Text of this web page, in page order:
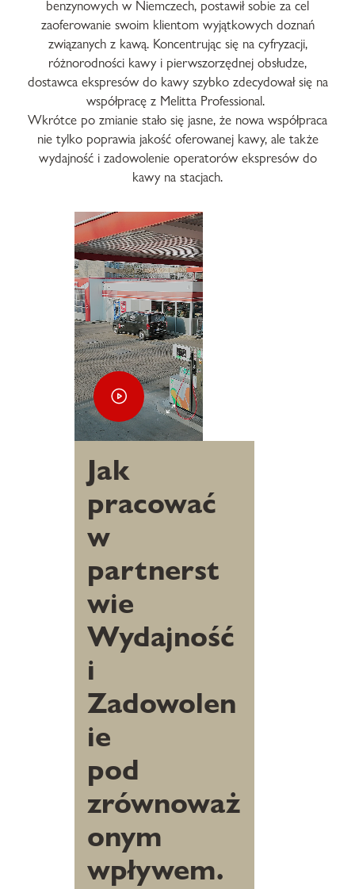
benzynowych w Niemczech, postawił sobie za cel
zaoferowanie swoim klientom wyjątkowych doznań
związanych z kawą. Koncentrując się na cyfryzacji,
różnorodności kawy i pierwszorzędnej obsłudze,
dostawca ekspresów do kawy szybko zdecydował się na
współpracę z Melitta Professional.
Wkrótce po zmianie stało się jasne, że nowa współpraca
nie tylko poprawia jakość oferowanej kawy, ale także
wydajność i zadowolenie operatorów ekspresów do
kawy na stacjach.
Jak
pracować
w
partnerst
wie
Wydajność
i
Zadowolen
ie
pod
zrównoważ
onym
wpływem.